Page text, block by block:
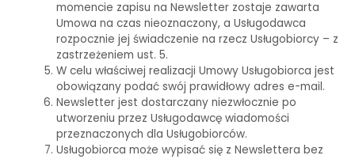
momencie zapisu na Newsletter zostaje zawarta
Umowa na czas nieoznaczony, a Usługodawca
rozpocznie jej świadczenie na rzecz Usługobiorcy – z
zastrzeżeniem ust. 5.
W celu właściwej realizacji Umowy Usługobiorca jest
obowiązany podać swój prawidłowy adres e-mail.
Newsletter jest dostarczany niezwłocznie po
utworzeniu przez Usługodawcę wiadomości
przeznaczonych dla Usługobiorców.
Usługobiorca może wypisać się z Newslettera bez